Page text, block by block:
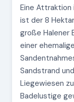
Eine Attraktion
ist der 8 Hektar
große Halener
einer
Sandstrand
Liegewiesen
Badelustige